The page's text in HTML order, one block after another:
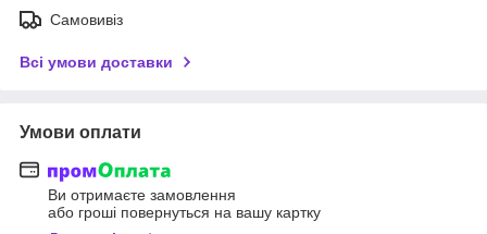
Самовивіз
Всі умови доставки
Умови оплати
Ви отримаєте замовлення
або гроші повернуться на вашу картку